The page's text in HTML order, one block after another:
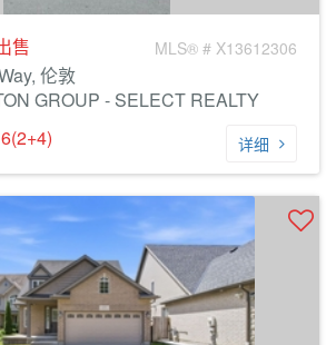
售 MLS® # X13612306
伦敦
GROUP - SELECT REALTY
6(2+4) 详细